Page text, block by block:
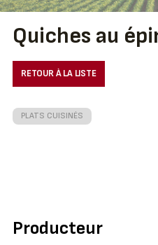
Quiches au
RETOUR À LA LISTE
PLATS CUISINÉS
Producteur